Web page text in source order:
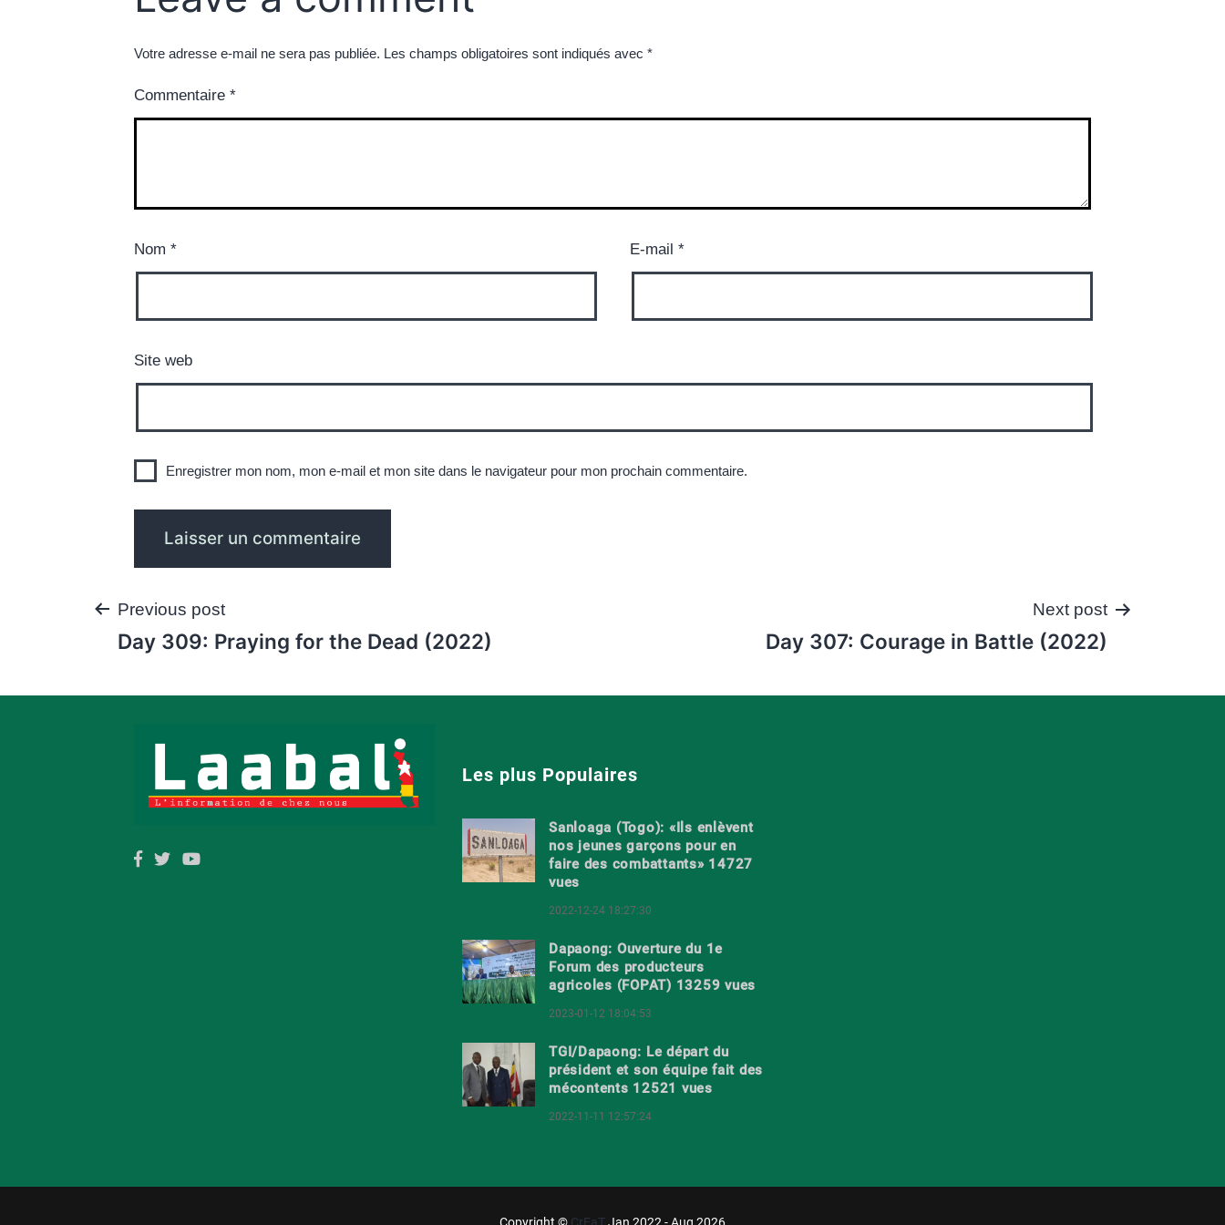
Votre adresse e-mail ne sera pas publiée. Les champs obligatoires sont indiqués avec *
Commentaire *
Nom * E-mail *
Site web
Enregistrer mon nom, mon e-mail et mon site dans le navigateur pour mon prochain commentaire.
Navigation
Previous post
Day 309: Praying for the Dead (2022)
Next post
Day 307: Courage in Battle (2022)
Les plus Populaires
Sanloaga (Togo): «Ils enlèvent
nos jeunes garçons pour en
faire des combattants» 14727
vues
2022-12-24 18:27:30
Dapaong: Ouverture du 1e
Forum des producteurs
agricoles (FOPAT) 13259 vues
2023-01-12 18:04:53
TGI/Dapaong: Le départ du
président et son équipe fait des
mécontents 12521 vues
2022-11-11 12:57:24